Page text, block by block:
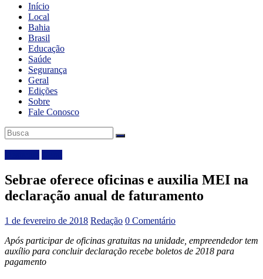
Início
Local
Bahia
Brasil
Educação
Saúde
Segurança
Geral
Edições
Sobre
Fale Conosco
Sebrae oferece oficinas e auxilia MEI na
declaração anual de faturamento
1 de fevereiro de 2018 Redação 0 Comentário
Após participar de oficinas gratuitas na unidade, empreendedor tem
auxílio para concluir declaração recebe boletos de 2018 para
pagamento